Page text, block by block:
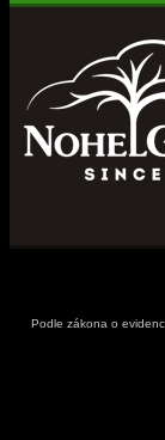
Podle zákona o